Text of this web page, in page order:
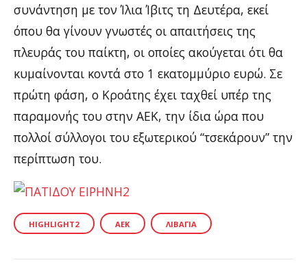
συνάντηση με τον Ίλια Ίβιτς τη Δευτέρα, εκεί
όπου θα γίνουν γνωστές οι απαιτήσεις της
πλευράς του παίκτη, οι οποίες ακούγεται ότι θα
κυμαίνονται κοντά στο 1 εκατομμύριο ευρώ. Σε
πρώτη φάση, ο Κροάτης έχει ταχθεί υπέρ της
παραμονής του στην ΑΕΚ, την ίδια ώρα που
πολλοί σύλλογοι του εξωτερικού “τσεκάρουν” την
περίπτωση του.
HIGHLIGHT2 ΑΕΚ ΛΙΒΆΓΙΑ